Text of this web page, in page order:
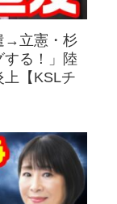
→立憲・杉
する！」陸
上【KSLチ